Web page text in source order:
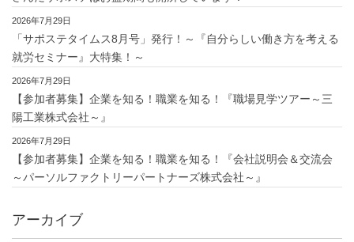
2026年7月29日
「サポステタイムス8月号」発行！～『自分らしい働き方を考える
就労セミナー』大特集！～
2026年7月29日
【参加者募集】企業を知る！職業を知る！『職場見学ツアー～三
陽工業株式会社～』
2026年7月29日
【参加者募集】企業を知る！職業を知る！『会社説明会＆交流会
～パーソルファクトリーパートナーズ株式会社～』
アーカイブ